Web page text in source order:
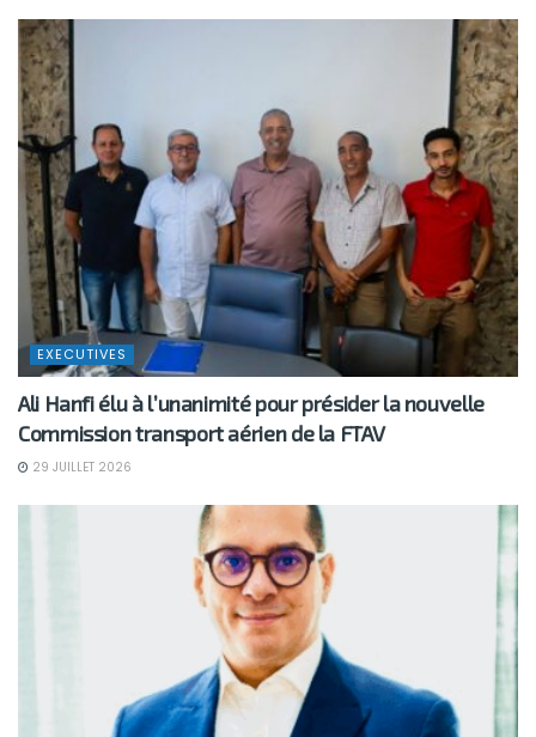
EXECUTIVES
Ali Hanfi élu à l’unanimité pour présider la nouvelle
Commission transport aérien de la FTAV
29 JUILLET 2026